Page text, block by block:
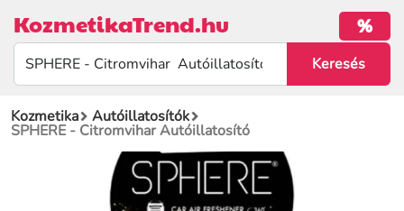
KozmetikaTrend.hu %
Kozmetika Autóillatosítók
SPHERE - Citromvihar Autóillatosító